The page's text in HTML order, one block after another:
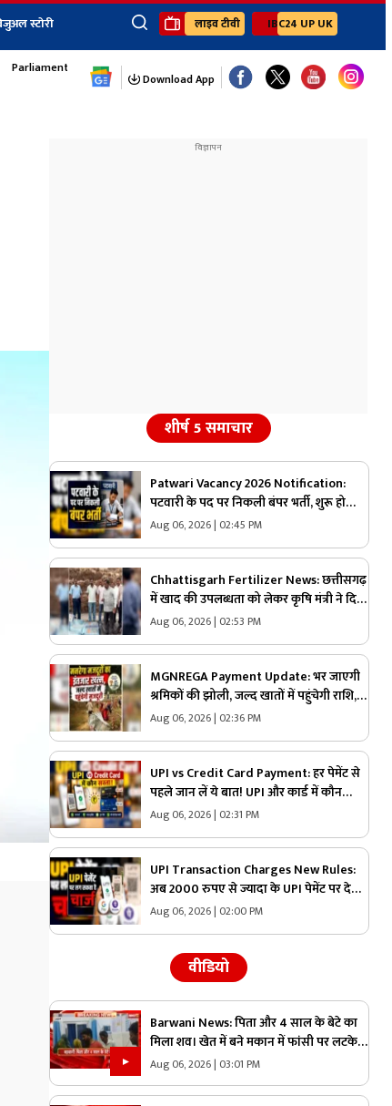
स्टोरी
×
जॉब्स न्यूज Youtube Channels
Ibc24 Jankarwan
लाइव टीवी IBC24 UP UK
Parliament Monsoon Session
Download App
शीर्ष 5 समाचार
Patwari Vacancy 2026 Notification:
पटवारी के पद पर निकली बंपर भर्ती, शुरू हो
चुकी है आवेदन की प्रक्रिया, स्नातक पास युवाओं
Aug 06, 2026 | 02:45 PM
Chhattisgarh Fertilizer News: छत्तीसगढ़
में खाद की उपलब्धता को लेकर कृषि मंत्री ने दिया
बड़ा अपडेट, अधिकारियों को दिए ये निर्देश,
Aug 06, 2026 | 02:53 PM
MGNREGA Payment Update: भर जाएगी
श्रमिकों की झोली, जल्द खातों में पहुंचेगी राशि,
सरकार ने शुरू की भुगतान प्रक्रिया
Aug 06, 2026 | 02:36 PM
UPI vs Credit Card Payment: हर पेमेंट से
पहले जान लें ये बात! UPI और कार्ड में कौन
बचाता है ज्यादा पैसा, कहीं आप अब तक गलत
Aug 06, 2026 | 02:31 PM
UPI Transaction Charges New Rules:
अब 2000 रुपए से ज्यादा के UPI पेमेंट पर देना
होगा चार्ज! संसद में पेश हुआ प्रस्ताव, जानिए
Aug 06, 2026 | 02:00 PM
वीडियो
Barwani News: पिता और 4 साल के बेटे का
मिला शव। खेत में बने मकान में फांसी पर लटके
मिले शव
Aug 06, 2026 | 03:01 PM